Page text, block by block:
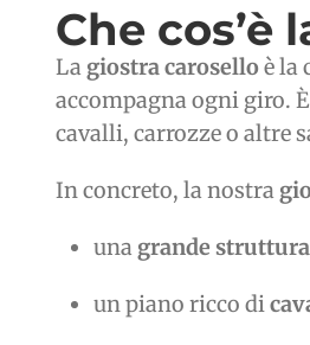
Che
La giostra caroselloè la
accompagna ogni giro.
cavalli, carrozze o altre
In concreto, la nostra
una grande
un piano ricco di